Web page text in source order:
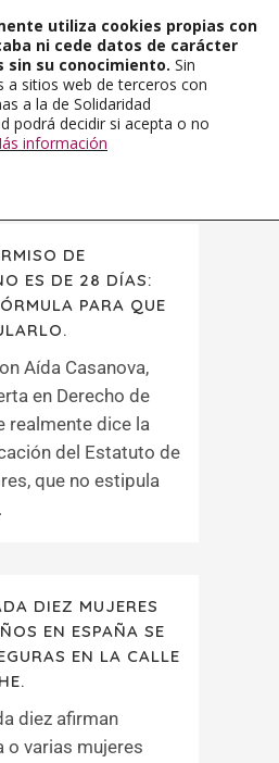
DE
ES DE 28 DÍAS:
PARA QUE
Aída Casanova,
en Derecho de
realmente dice la
del Estatuto de
que no estipula
DIEZ MUJERES
EN ESPAÑA SE
EN LA CALLE
diez afirman
o varias mujeres
utiliza cookies propias con
ni cede datos de carácter
sin su conocimiento. Sin
a sitios web de terceros con
a la de Solidaridad
podrá decidir si acepta o no
información